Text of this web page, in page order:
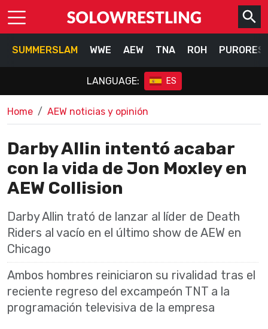
SUMMERSLAM WWE AEW TNA ROH
LANGUAGE: ES
Home AEW noticias y opinión
Darby Allin intentó acabar
con la vida de Jon Moxley en
AEW Collision
Darby Allin trató de lanzar al líder de Death
Riders al vacío en el último show de AEW en
Chicago
Ambos hombres reiniciaron su rivalidad tras el
reciente regreso del excampeón TNT a la
programación televisiva de la empresa